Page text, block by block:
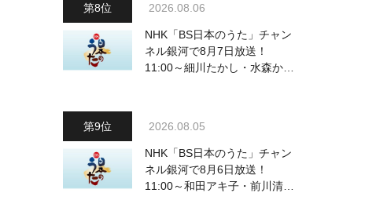
2026.08.06
NHK「BS日本のうた」チャン
ネル銀河で8月7日放送！
11:00～細川たかし・水森かお
2026.08.05
NHK「BS日本のうた」チャン
ネル銀河で8月6日放送！
11:00～和田アキ子・前川清